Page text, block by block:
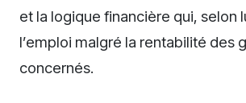
et la logique financière qui, selon
l’emploi malgré la rentabilité des
concernés.